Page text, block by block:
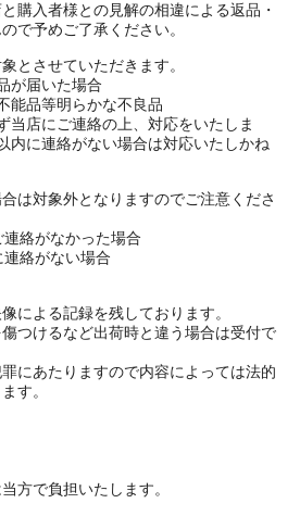
購入者様との見解の相違による返品・
で予めご了承ください。
とさせていただきます。
が届いた場合
能品等明らかな不良品
当店にご連絡の上、対応をいたしま
内に連絡がない場合は対応いたしかね
は対象外となりますのでご注意くださ
絡がなかった場合
絡がない場合
による記録を残しております。
つけるなど出荷時と違う場合は受付で
にあたりますので内容によっては法的
す。
方で負担いたします。